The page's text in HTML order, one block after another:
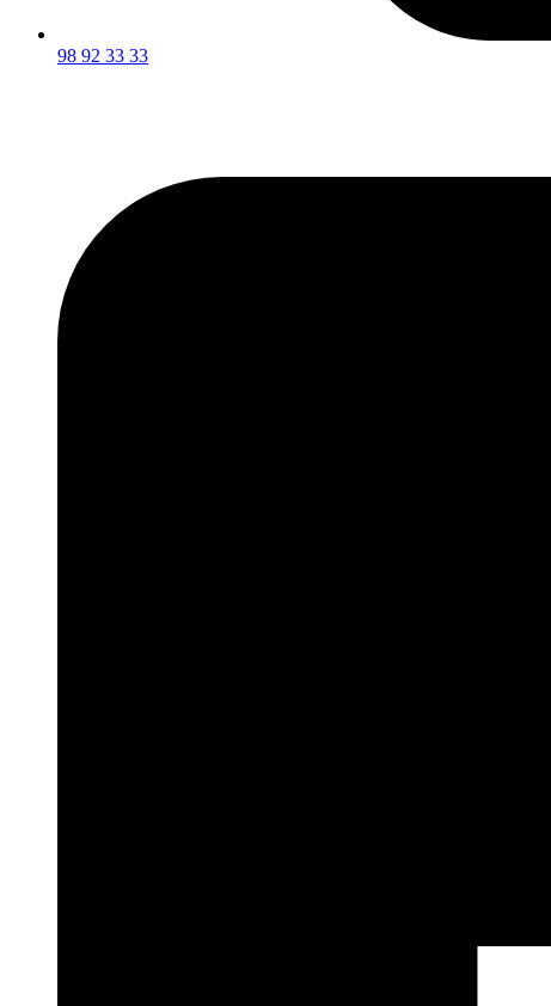
98 92 33 33